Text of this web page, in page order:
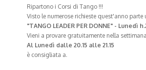
Ripartono i Corsi di Tango !!!
Visto le numerose richieste quest'anno parte
"TANGO LEADER PER DONNE" - Lunedì
Vieni a provare gratuitamente nella
Al Lunedì dalle 20.15 alle 21.15
è consigliata a.